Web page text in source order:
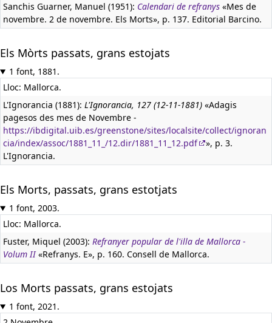
Sanchis Guarner, Manuel (1951): Calendari de refranys «Mes de
novembre. 2 de novembre. Els Morts», p. 137. Editorial Barcino.
Els Mòrts passats, grans estojats
1 font, 1881.
Lloc: Mallorca.
L'Ignorancia (1881): L'Ignorancia, 127 (12-11-1881) «Adagis
pagesos des mes de Novembre -
https://ibdigital.uib.es/greenstone/sites/localsite/collect/ignoran
cia/index/assoc/1881_11_/12.dir/1881_11_12.pdf
», p. 3.
L'Ignorancia.
Els Morts, passats, grans estotjats
1 font, 2003.
Lloc: Mallorca.
Fuster, Miquel (2003): Refranyer popular de l'illa de Mallorca -
Volum II«Refranys. E», p. 160. Consell de Mallorca.
Los Morts passats, grans estojats
1 font, 2021.